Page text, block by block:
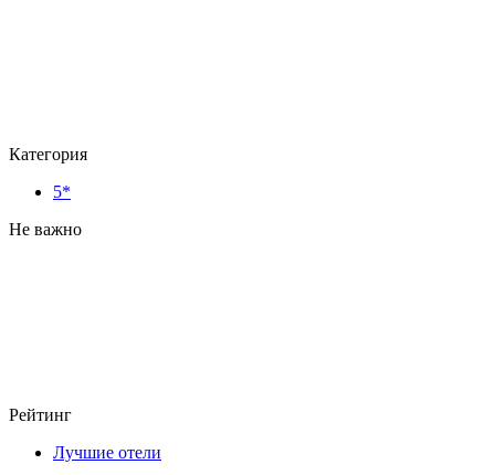
Категория
5*
Не важно
Рейтинг
Лучшие отели